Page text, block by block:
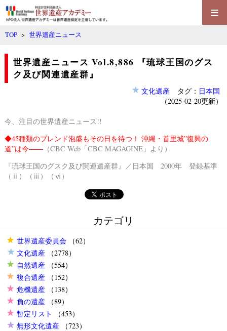
≡
TOP >世界遺産ニュース
世界遺産ニュース Vol.8,886 『琉球王国のグス
ク及び関連遺産群』
文化遺産タグ： 日本国
（2025-02-20更新）
今、注目の世界遺産ニュース!!
◆45種類のブレンド泡盛もその日を待つ！ 沖縄・首里城”復興の
道”は今――（CBC Web「CBC MAGAGINE」より）
『琉球王国のグスク及び関連遺産群』／日本国 2000年 登録基準
（ⅱ）（ⅲ）（ⅵ）
カテゴリ
世界遺産委員会（62）
文化遺産（2778）
自然遺産（554）
複合遺産（152）
危機遺産（138）
負の遺産（89）
暫定リスト
（453）
無形文化遺産（723）